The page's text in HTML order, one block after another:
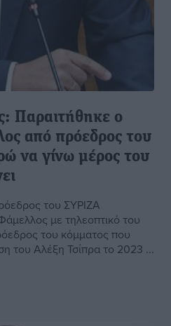
Παραιτήθηκε ο
από πρόεδρος του
να γίνω μέρος του
του ΣΥΡΙΖΑ
με τηλεοπτικό του
του κόμματος που
του Αλέξη Τσίπρα το 2023 ...